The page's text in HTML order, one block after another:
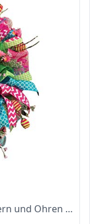
Ostertür Dekorationen Hasen Hintern und Ohren Kranz, Frühling im Freien Hängen Willkommensschild Kranz Anhang Bastelbedarf, 15,7 x 21,6 Zoll (Mehrfarbig#02)